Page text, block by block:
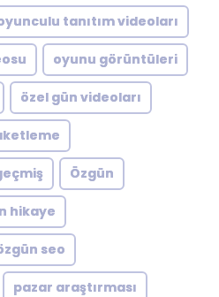
tanıtım videoları
oyunu görüntüleri
özel gün videoları
Özgün
hikaye
seo
pazar araştırması